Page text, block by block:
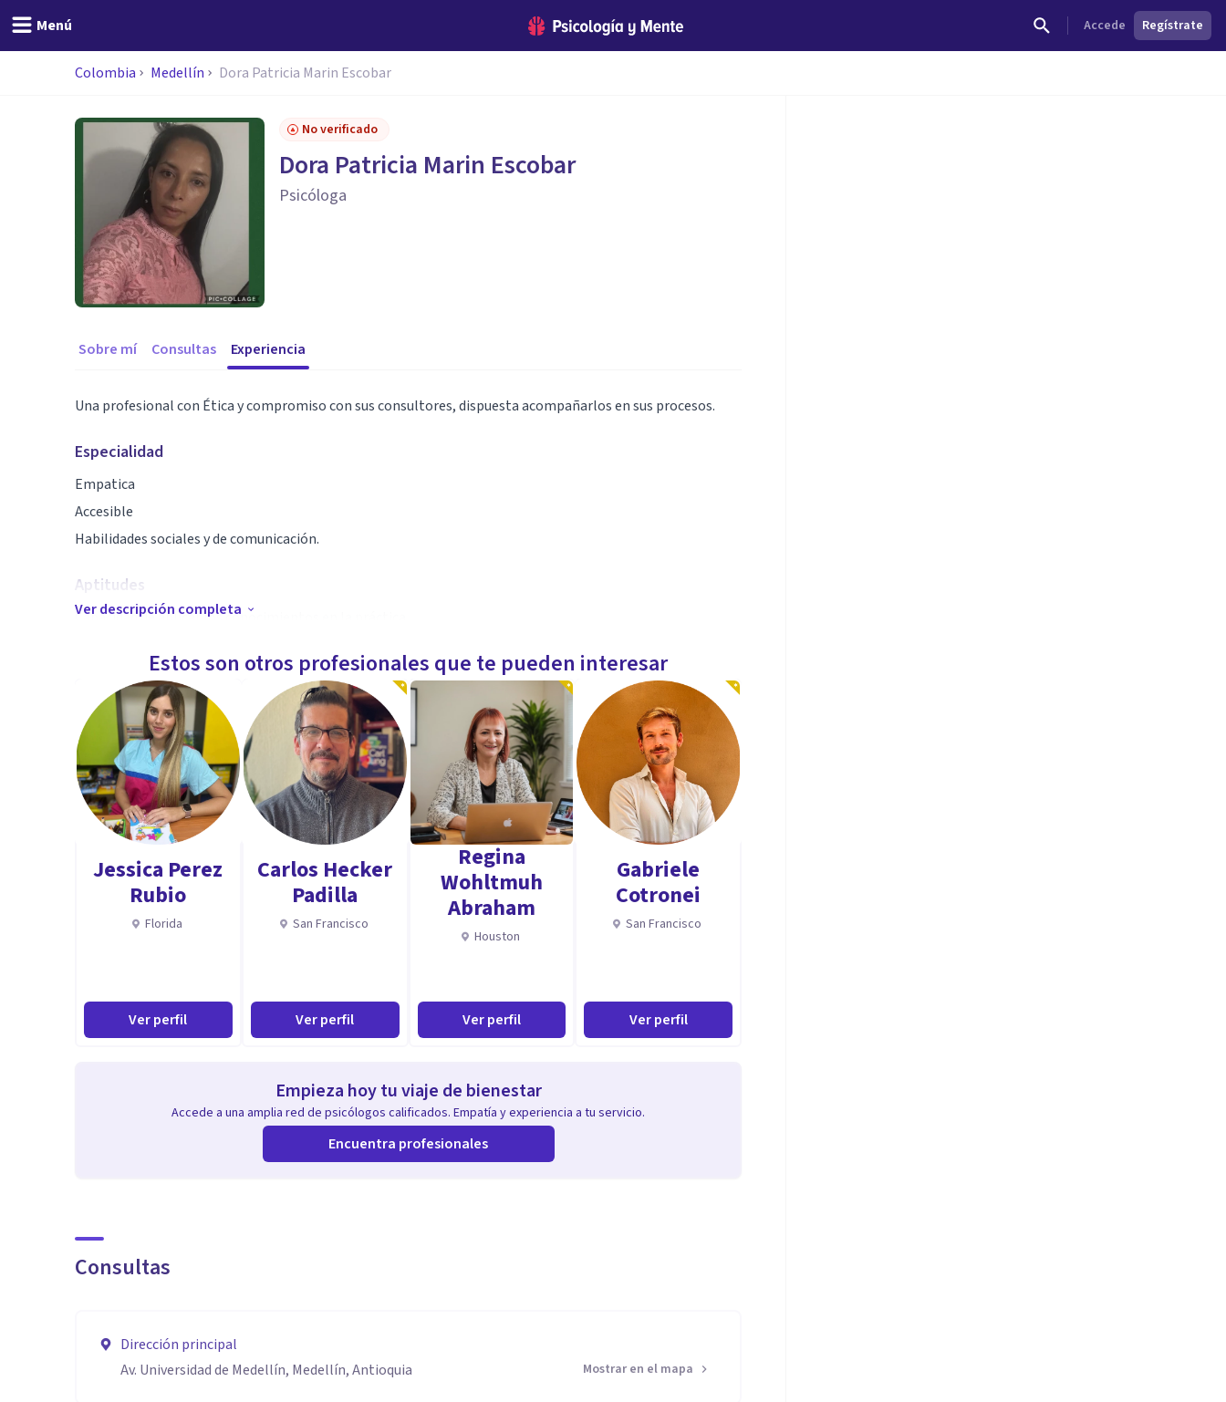
Menú Accede Regístrate
Colombia Medellín Dora Patricia Marin Escobar
No verificado
Dora Patricia Marin Escobar
Psicóloga
Sobre mí Consultas Experiencia
Una profesional con Ética y compromiso con sus consultores, dispuesta acompañarlos en sus procesos.
Especialidad
Empatica
Accesible
Habilidades sociales y de comunicación.
Aptitudes
Capacidad de aplicar los conocimientos en la práctica
Habilidades interpersonales
Comprender interrelaciones complejas
Capacidad de adaptación a nuevas situaciones
Capacidad de comunicación oral y escrita
Capacidad creativa e innovadora
Capacidad de manejo de conflictos y negociación
Capacidad de motivar y conducir hacia metas comunes
Ver descripción completa
Estos son otros profesionales que te pueden interesar
Jessica Perez
Rubio
Florida
Ver perfil
Carlos Hecker
Padilla
San Francisco
Ver perfil
Regina
Wohltmuh
Abraham
Houston
Ver perfil
Gabriele
Cotronei
San Francisco
Ver perfil
Empieza hoy tu viaje de bienestar
Accede a una amplia red de psicólogos calificados. Empatía y experiencia a tu servicio.
Encuentra profesionales
Consultas
Dirección principal
Av. Universidad de Medellín, Medellín, Antioquia
Mostrar en el mapa